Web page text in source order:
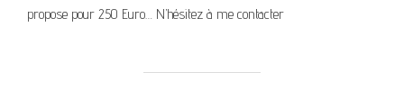
propose pour 250 Euro… N’hésitez à me contacter